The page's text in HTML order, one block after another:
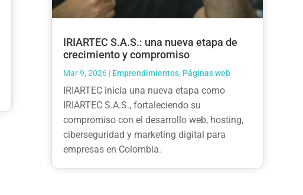
IRIARTEC S.A.S.: una nueva etapa de
crecimiento y compromiso
Mar 9, 2026| Emprendimientos, Páginas web
IRIARTEC inicia una nueva etapa como
IRIARTEC S.A.S., fortaleciendo su
compromiso con el desarrollo web, hosting,
ciberseguridad y marketing digital para
empresas en Colombia.